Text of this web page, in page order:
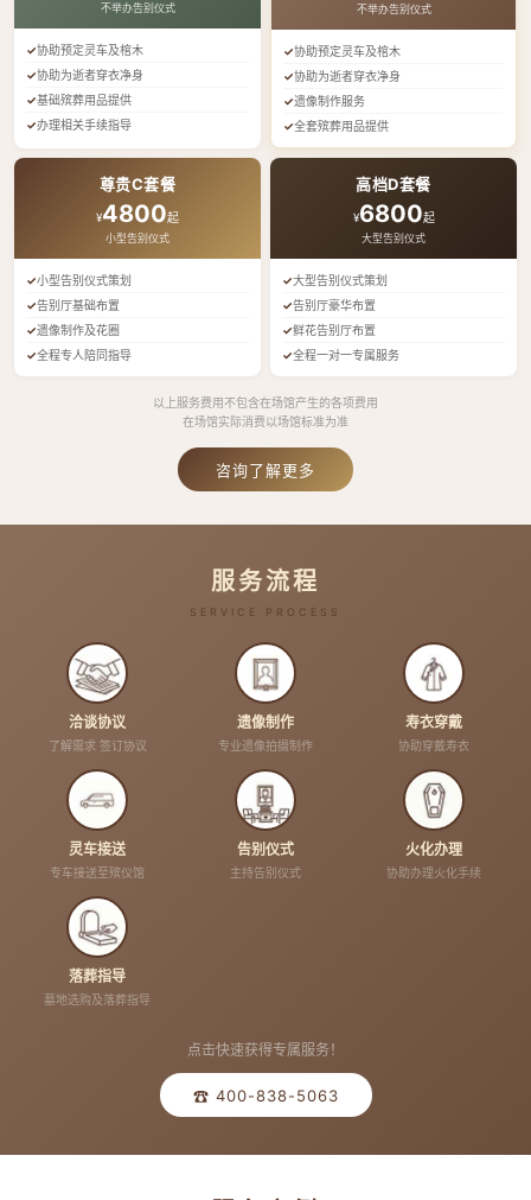
不举办告别仪式
协助预定灵车及棺木
协助为逝者穿衣净身
基础殡葬用品提供
办理相关手续指导
不举办告别仪式
协助预定灵车及棺木
协助为逝者穿衣净身
遗像制作服务
全套殡葬用品提供
尊贵C套餐
¥4800起
小型告别仪式
小型告别仪式策划
告别厅基础布置
遗像制作及花圈
全程专人陪同指导
高档D套餐
¥6800起
大型告别仪式
大型告别仪式策划
告别厅豪华布置
鲜花告别厅布置
全程一对一专属服务
以上服务费用不包含在场馆产生的各项费用
在场馆实际消费以场馆标准为准
咨询了解更多
服务流程
SERVICE PROCESS
洽谈协议
了解需求 签订协议
遗像制作
专业遗像拍摄制作
寿衣穿戴
协助穿戴寿衣
灵车接送
专车接送至殡仪馆
告别仪式
主持告别仪式
火化办理
协助办理火化手续
落葬指导
墓地选购及落葬指导
点击快速获得专属服务！
☎ 400-838-5063